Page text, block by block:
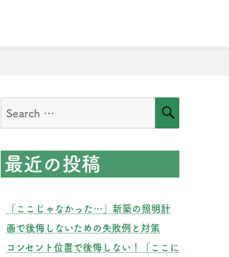
Search
for:
最近の投稿
「ここじゃなかった…」新築の照明計
画で後悔しないための失敗例と対策
コンセント位置で後悔しない！「ここに